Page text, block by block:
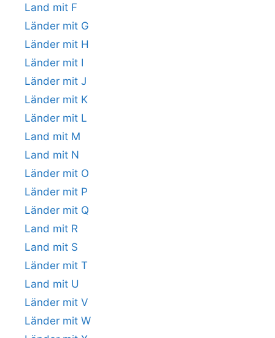
Land mit F
Länder mit G
Länder mit H
Länder mit I
Länder mit J
Länder mit K
Länder mit L
Land mit M
Land mit N
Länder mit O
Länder mit P
Länder mit Q
Land mit R
Land mit S
Länder mit T
Land mit U
Länder mit V
Länder mit W